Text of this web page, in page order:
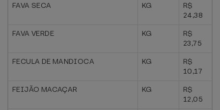
FAVA SECA
KG
R$
24,38
FAVA VERDE
KG
R$
23,75
FECULA DE MANDIOCA
KG
R$
10,17
FEIJÃO MACAÇAR
KG
R$
12,05